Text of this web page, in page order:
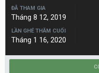
ĐÃ THAM GIA
Tháng 8 12, 2019
LẦN GHÉ THĂM CUỐI
Tháng 1 16, 2020